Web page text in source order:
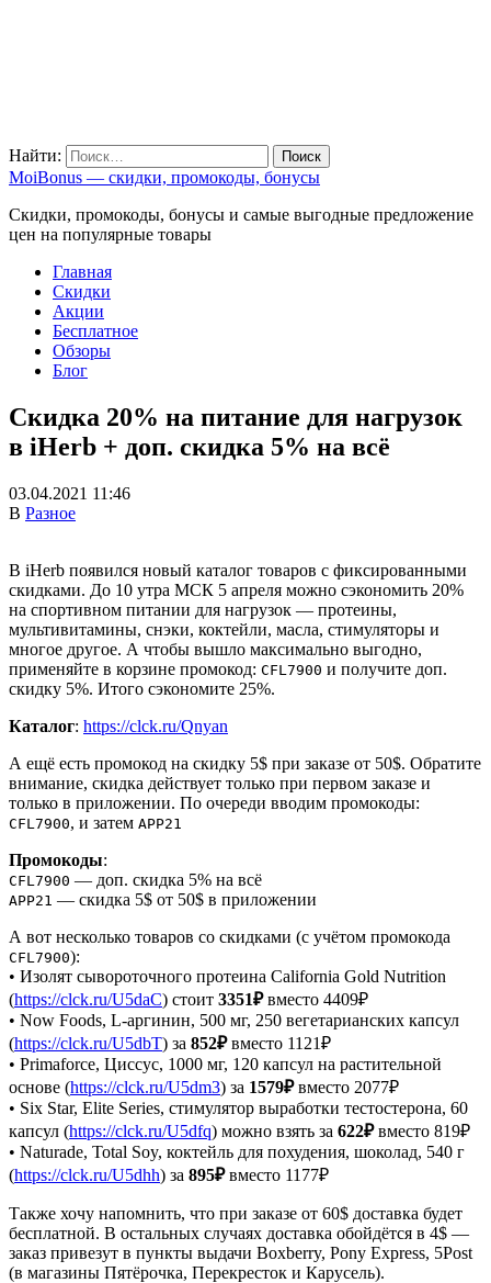
Найти:
MoiBonus — скидки, промокоды, бонусы
Скидки, промокоды, бонусы и самые выгодные предложение
цен на популярные товары
Главная
Скидки
Акции
Бесплатное
Обзоры
Блог
Скидка 20% на питание для нагрузок
в iHerb + доп. скидка 5% на всё
03.04.2021 11:46
В Разное
В iHerb появился новый каталог товаров с фиксированными
скидками. До 10 утра МСК 5 апреля можно сэкономить 20%
на спортивном питании для нагрузок — протеины,
мультивитамины, снэки, коктейли, масла, стимуляторы и
многое другое. А чтобы вышло максимально выгодно,
применяйте в корзине промокод: CFL7900 и получите доп.
скидку 5%. Итого сэкономите 25%.
Каталог: https://clck.ru/Qnyan
А ещё есть промокод на скидку 5$ при заказе от 50$. Обратите
внимание, скидка действует только при первом заказе и
только в приложении. По очереди вводим промокоды:
CFL7900, и затем APP21
Промокоды:
CFL7900 — доп. скидка 5% на всё
APP21 — скидка 5$ от 50$ в приложении
А вот несколько товаров со скидками (с учётом промокода
CFL7900):
• Изолят сывороточного протеина California Gold Nutrition
(https://clck.ru/U5daC) стоит 3351₽вместо 4409₽
• Now Foods, L-аргинин, 500 мг, 250 вегетарианских капсул
(https://clck.ru/U5dbT) за 852₽вместо 1121₽
• Primaforce, Циссус, 1000 мг, 120 капсул на растительной
основе (https://clck.ru/U5dm3) за 1579₽вместо 2077₽
• Six Star, Elite Series, стимулятор выработки тестостерона, 60
капсул (https://clck.ru/U5dfq) можно взять за 622₽вместо 819₽
• Naturade, Total Soy, коктейль для похудения, шоколад, 540 г
(https://clck.ru/U5dhh) за 895₽вместо 1177₽
Также хочу напомнить, что при заказе от 60$ доставка будет
бесплатной. В остальных случаях доставка обойдётся в 4$ —
заказ привезут в пункты выдачи Boxberry, Ponу Express, 5Post
(в магазины Пятёрочка, Перекресток и Карусель).